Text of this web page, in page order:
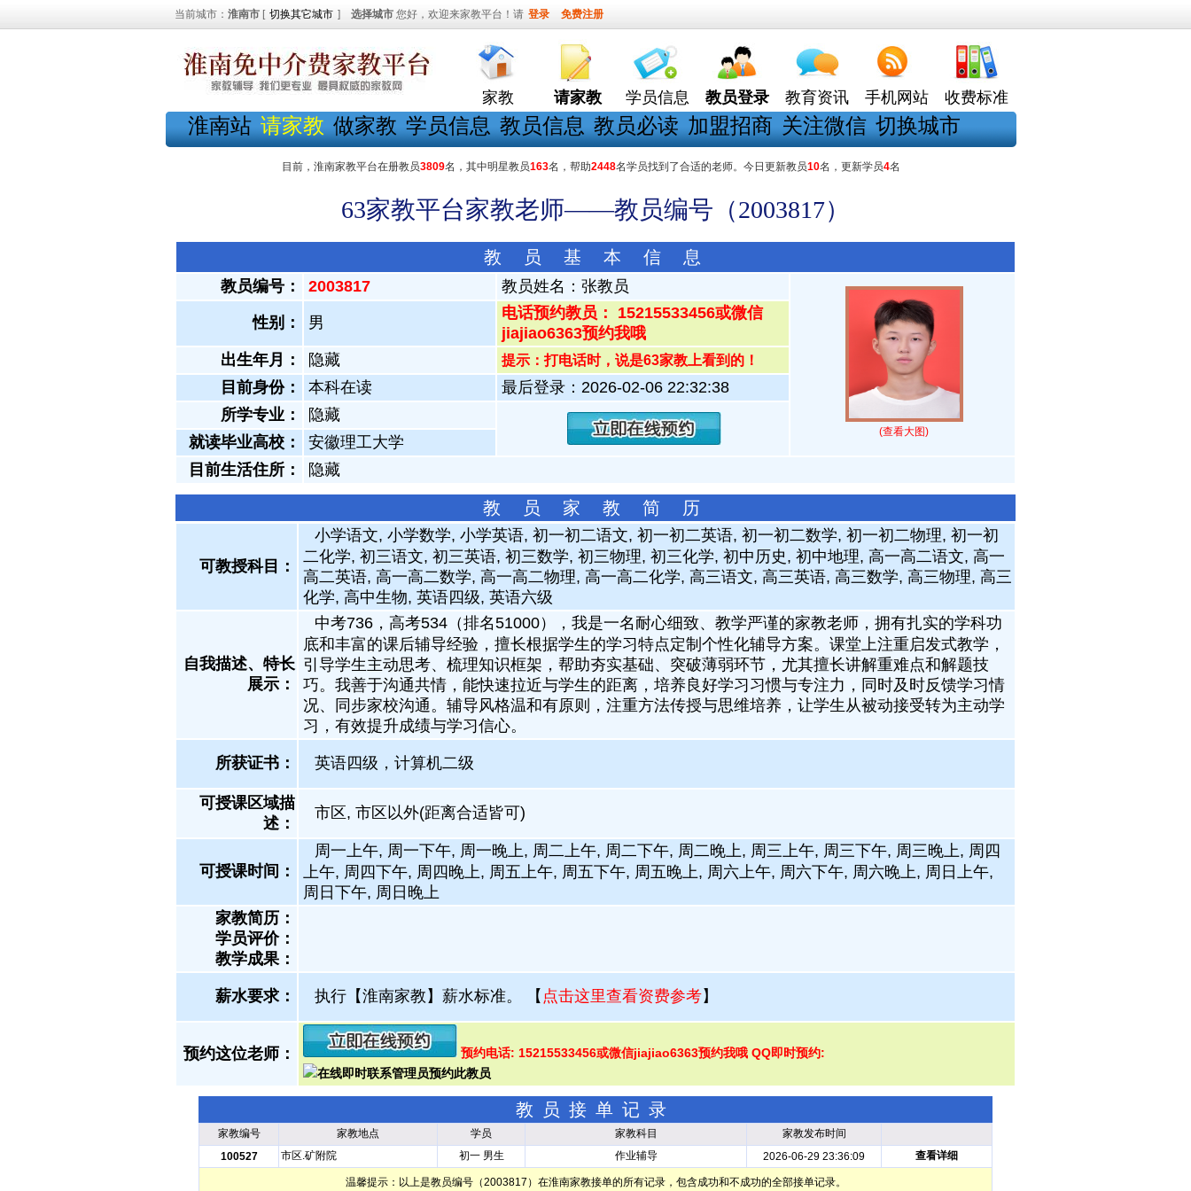
当前城市： 淮南市 [ 切换其它城市 ] 选择城市 您好，欢迎来家教平台！请 登录 免费注册
家教 请家教 学员信息 教员登录 教育资讯 手机网站 收费标准
淮南站 请家教 做家教 学员信息 教员信息 教员必读 加盟招商 关注微信 切换城市
目前，淮南家教平台在册教员3809名，其中明星教员163名，帮助2448名学员找到了合适的老师。今日更新教员10名，更新学员4名
63家教平台家教老师——教员编号（2003817）
教 员 基 本 信 息
教员编号： 2003817 教员姓名： 张教员
(查看大图)
性别： 男
电话预约教员： 15215533456或微信
jiajiao6363预约我哦
出生年月：
隐藏 提示：打电话时，说是63家教上看到的！
目前身份： 本科在读
最后登录：2026-02-06 22:32:38
所学专业：
隐藏
就读毕业高校：
安徽理工大学
目前生活住所：
隐藏
教 员 家 教 简 历
可教授科目：
小学语文, 小学数学, 小学英语, 初一初二语文, 初一初二英语, 初一初二数学, 初一初二物理, 初一初
二化学, 初三语文, 初三英语, 初三数学, 初三物理, 初三化学, 初中历史, 初中地理, 高一高二语文, 高一
高二英语, 高一高二数学, 高一高二物理, 高一高二化学, 高三语文, 高三英语, 高三数学, 高三物理, 高三
化学, 高中生物, 英语四级, 英语六级
自我描述、特长
展示 ：
中考736，高考534（排名51000），我是一名耐心细致、教学严谨的家教老师，拥有扎实的学科功
底和丰富的课后辅导经验，擅长根据学生的学习特点定制个性化辅导方案。课堂上注重启发式教学，
引导学生主动思考、梳理知识框架，帮助夯实基础、突破薄弱环节，尤其擅长讲解重难点和解题技
巧。我善于沟通共情，能快速拉近与学生的距离，培养良好学习习惯与专注力，同时及时反馈学习情
况、同步家校沟通。辅导风格温和有原则，注重方法传授与思维培养，让学生从被动接受转为主动学
习，有效提升成绩与学习信心。
所获证书 ： 英语四级，计算机二级
可授课区域描
述：
市区, 市区以外(距离合适皆可)
可授课时间：
周一上午, 周一下午, 周一晚上, 周二上午, 周二下午, 周二晚上, 周三上午, 周三下午, 周三晚上, 周四
上午, 周四下午, 周四晚上, 周五上午, 周五下午, 周五晚上, 周六上午, 周六下午, 周六晚上, 周日上午,
周日下午, 周日晚上
家教简历：
学员评价：
教学成果：
薪水要求： 执行【淮南家教】薪水标准。 【 点击这里查看资费参考】
预约这位老师： 预约电话: 15215533456或微信jiajiao6363预约我哦 QQ即时预约:
教员接单记录
家教编号 家教地点 学员 家教科目
家教发布时间
100527
市区.矿附院 初一 男生 作业辅导 2026-06-29 23:36:09 查看详细
温馨提示：以上是教员编号（2003817）在淮南家教接单的所有记录，包含成功和不成功的全部接单记录。